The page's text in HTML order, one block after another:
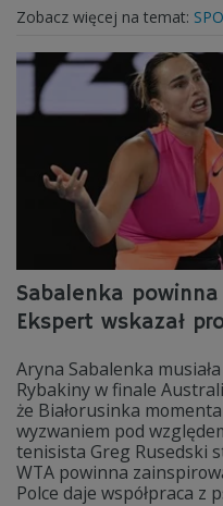
Zobacz więcej na temat:
Sabalenka
Ekspert wskazał
Aryna Sabalenka
Rybakiny w finale
że Białorusinka
wyzwaniem pod
tenisista Greg Rusedski
WTA powinna
Polce daje współpraca z